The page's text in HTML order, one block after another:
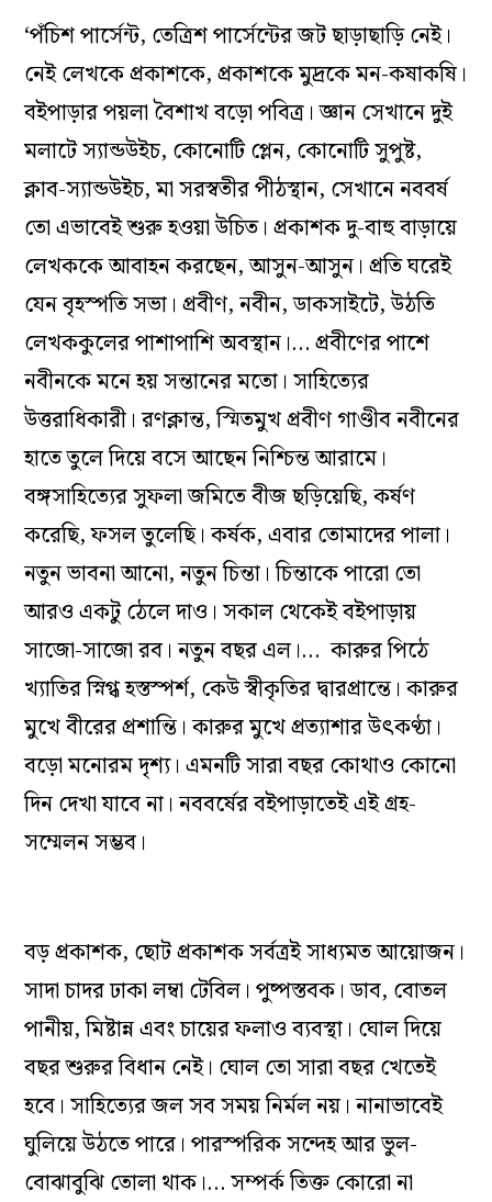
‘পঁচিশ পার্সেন্ট, তেত্রিশ পার্সেন্টের জট ছাড়াছাড়ি নেই।
নেই লেখকে প্রকাশকে, প্রকাশকে মুদ্রকে মন-কষাকষি।
বইপাড়ার পয়লা বৈশাখ বড়ো পবিত্র। জ্ঞান সেখানে দুই
মলাটে স্যান্ডউইচ, কোনোটি প্লেন, কোনোটি সুপুষ্ট,
ক্লাব-স্যান্ডউইচ, মা সরস্বতীর পীঠস্থান, সেখানে নববর্ষ
তো এভাবেই শুরু হওয়া উচিত। প্রকাশক দু-বাহু বাড়ায়ে
লেখককে আবাহন করছেন, আসুন-আসুন। প্রতি ঘরেই
যেন বৃহস্পতি সভা। প্রবীণ, নবীন, ডাকসাইটে, উঠতি
লেখককুলের পাশাপাশি অবস্থান।… প্রবীণের পাশে
নবীনকে মনে হয় সন্তানের মতো। সাহিত্যের
উত্তরাধিকারী। রণক্লান্ত, স্মিতমুখ প্রবীণ গাণ্ডীব নবীনের
হাতে তুলে দিয়ে বসে আছেন নিশ্চিন্ত আরামে।
বঙ্গসাহিত্যের সুফলা জমিতে বীজ ছড়িয়েছি, কর্ষণ
করেছি, ফসল তুলেছি। কর্ষক, এবার তোমাদের পালা।
নতুন ভাবনা আনো, নতুন চিন্তা। চিন্তাকে পারো তো
আরও একটু ঠেলে দাও। সকাল থেকেই বইপাড়ায়
সাজো-সাজো রব। নতুন বছর এল।… কারুর পিঠে
খ্যাতির স্নিগ্ধ হস্তস্পর্শ, কেউ স্বীকৃতির দ্বারপ্রান্তে। কারুর
মুখে বীরের প্রশান্তি। কারুর মুখে প্রত্যাশার উৎকণ্ঠা।
বড়ো মনোরম দৃশ্য। এমনটি সারা বছর কোথাও কোনো
দিন দেখা যাবে না। নববর্ষের বইপাড়াতেই এই গ্রহ-
সম্মেলন সম্ভব।
বড় প্রকাশক, ছোট প্রকাশক সর্বত্রই সাধ্যমত আয়োজন।
সাদা চাদর ঢাকা লম্বা টেবিল। পুষ্পস্তবক। ডাব, বোতল
পানীয়, মিষ্টান্ন এবং চায়ের ফলাও ব্যবস্থা। ঘোল দিয়ে
বছর শুরুর বিধান নেই। ঘোল তো সারা বছর খেতেই
হবে। সাহিত্যের জল সব সময় নির্মল নয়। নানাভাবেই
ঘুলিয়ে উঠতে পারে। পারস্পরিক সন্দেহ আর ভুল-
বোঝাবুঝি তোলা থাক।… সম্পর্ক তিক্ত কোরো না